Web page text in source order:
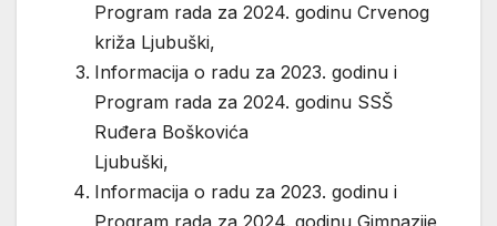
Program rada za 2024. godinu Crvenog
križa Ljubuški,
Informacija o radu za 2023. godinu i
Program rada za 2024. godinu SSŠ
Ruđera Boškovića
Ljubuški,
Informacija o radu za 2023. godinu i